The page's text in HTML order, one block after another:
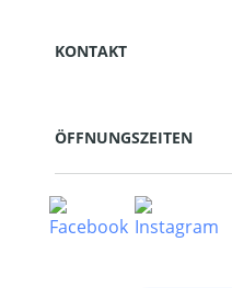
KONTAKT
ÖFFNUNGSZEITEN